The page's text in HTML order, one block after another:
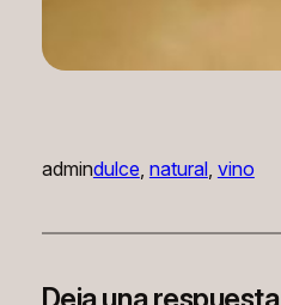
admindulce natural, vino
Deja una respuesta